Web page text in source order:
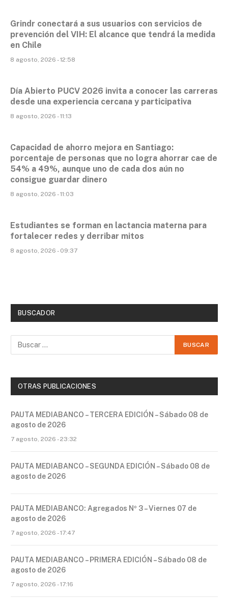
Grindr conectará a sus usuarios con servicios de
prevención del VIH: El alcance que tendrá la medida
en Chile
8 agosto, 2026 - 12:58
Día Abierto PUCV 2026 invita a conocer las carreras
desde una experiencia cercana y participativa
8 agosto, 2026 - 11:13
Capacidad de ahorro mejora en Santiago:
porcentaje de personas que no logra ahorrar cae de
54% a 49%, aunque uno de cada dos aún no
consigue guardar dinero
8 agosto, 2026 - 11:03
Estudiantes se forman en lactancia materna para
fortalecer redes y derribar mitos
8 agosto, 2026 - 09:37
BUSCADOR
OTRAS PUBLICACIONES
PAUTA MEDIABANCO – TERCERA EDICIÓN – Sábado 08 de
agosto de 2026
7 agosto, 2026 - 23:32
PAUTA MEDIABANCO – SEGUNDA EDICIÓN – Sábado 08 de
agosto de 2026
PAUTA MEDIABANCO: Agregados Nº 3 – Viernes 07 de
agosto de 2026
7 agosto, 2026 - 17:47
PAUTA MEDIABANCO – PRIMERA EDICIÓN – Sábado 08 de
agosto de 2026
7 agosto, 2026 - 17:16